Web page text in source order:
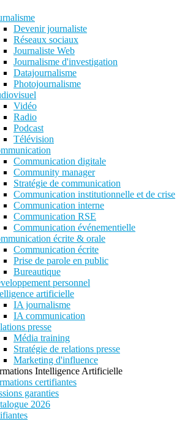
Devenir journaliste
Réseaux sociaux
Journaliste Web
Journalisme d'investigation
Datajournalisme
Photojournalisme
Vidéo
Radio
Podcast
Télévision
Communication digitale
Community manager
Stratégie de communication
Communication institutionnelle et de crise
Communication interne
Communication RSE
Communication événementielle
écrite & orale
Communication écrite
Prise de parole en public
Bureautique
personnel
artificielle
IA journalisme
IA communication
presse
Média training
Stratégie de relations presse
Marketing d'influence
Intelligence Artificielle
certifiantes
garanties
2026